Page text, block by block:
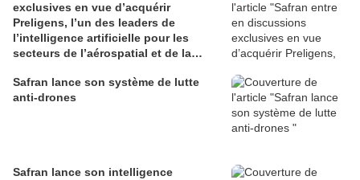
exclusives en vue d’acquérir
Preligens, l’un des leaders de
l’intelligence artificielle pour les
secteurs de l’aérospatial et de la
Safran lance son système de lutte
anti-drones
Safran lance son intelligence